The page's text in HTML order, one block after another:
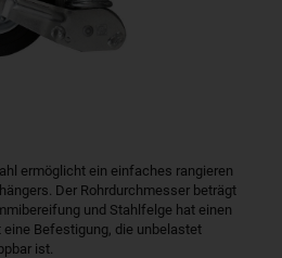
ermöglicht ein einfaches rangieren
Der Rohrdurchmesser beträgt
und Stahlfelge hat einen
Befestigung, die unbelastet
ist.